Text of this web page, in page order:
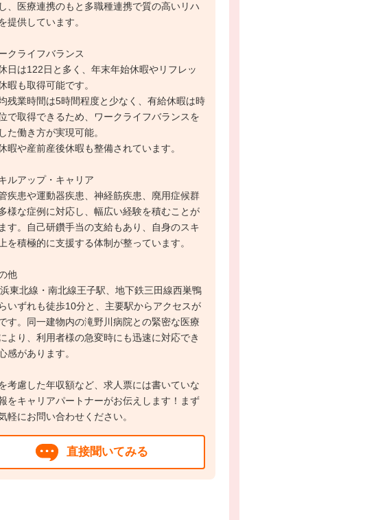
、医療連携のもと多職種連携で質の高いリハ
提供しています。
クライフバランス
日は122日と多く、年末年始休暇やリフレッ
暇も取得可能です。
残業時間は5時間程度と少なく、有給休暇は時
で取得できるため、ワークライフバランスを
た働き方が実現可能。
暇や産前産後休暇も整備されています。
ルアップ・キャリア
疾患や運動器疾患、神経筋疾患、廃用症候群
様な症例に対応し、幅広い経験を積むことが
す。自己研鑽手当の支給もあり、自身のスキ
を積極的に支援する体制が整っています。
他
東北線・南北線王子駅、地下鉄三田線西巣鴨
いずれも徒歩10分と、主要駅からアクセスが
す。同一建物内の滝野川病院との緊密な医療
より、利用者様の急変時にも迅速に対応でき
感があります。
考慮した年収額など、求人票には書いていな
をキャリアパートナーがお伝えします！まず
軽にお問い合わせください。
直接聞いてみる